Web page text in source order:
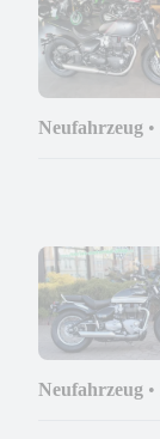
Neufahrzeug •
Neufahrzeug •